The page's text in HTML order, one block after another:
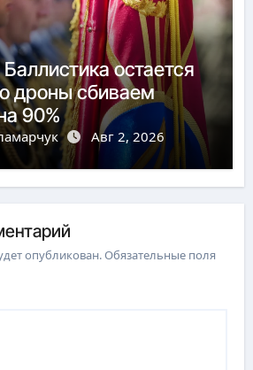
остается
дроны сбиваем
90%
Авг 2, 2026
опубликован.Обязательные поля